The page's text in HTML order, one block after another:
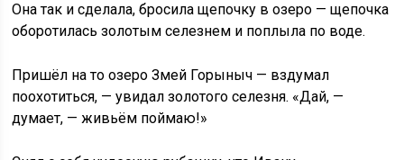
Она так и сделала, бросила щепочку в озеро — щепочка
оборотилась золотым селезнем и поплыла по воде.
Пришёл на то озеро Змей Горыныч — вздумал
поохотиться, — увидал золотого селезня. «Дай, —
думает, — живьём поймаю!»